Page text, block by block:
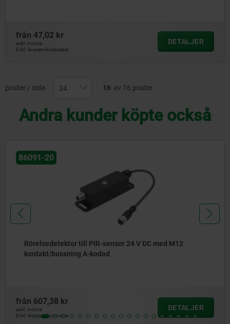
från 47,02 kr
exkl. moms
Exkl. leveranskostnader
DETALJER
poster / sida 16 av 16 poster
Andra kunder köpte också
86090
Förbindningsplattor för LED-lampor med spår
från 85,69 kr
Exkl. leveranskostnader
DETALJER